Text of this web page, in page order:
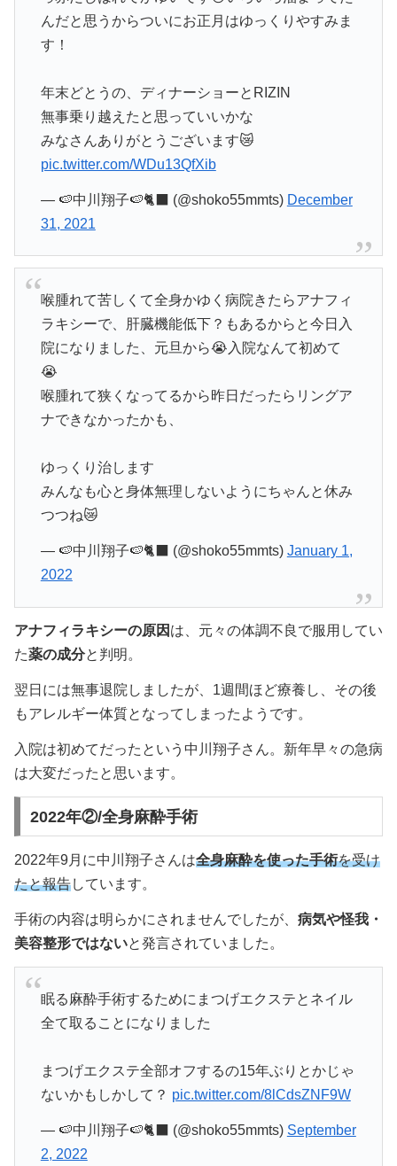
んだと思うからついにお正月はゆっくりやすみま
す！
年末どとうの、ディナーショーとRIZIN
無事乗り越えたと思っていいかな
みなさんありがとうございます😿
pic.twitter.com/WDu13QfXib
— 🍉中川翔子🍉🐈‍⬛ (@shoko55mmts) December
31, 2021
喉腫れて苦しくて全身かゆく病院きたらアナフィ
ラキシーで、肝臓機能低下？もあるからと今日入
院になりました、元旦から😭入院なんて初めて
😭
喉腫れて狭くなってるから昨日だったらリングア
ナできなかったかも、
ゆっくり治します
みんなも心と身体無理しないようにちゃんと休み
つつね😿
— 🍉中川翔子🍉🐈‍⬛ (@shoko55mmts) January 1,
2022
アナフィラキシーの原因 は、元々の体調不良で服用してい
た薬の成分と判明。
翌日には無事退院しましたが、1週間ほど療養し、その後
もアレルギー体質となってしまったようです。
入院は初めてだったという中川翔子さん。新年早々の急病
は大変だったと思います。
2022年②/全身麻酔手術
2022年9月に中川翔子さんは全身麻酔を使った手術を受け
たと報告しています。
手術の内容は明らかにされませんでしたが、 病気や怪我・
美容整形ではないと発言されていました。
眠る麻酔手術するためにまつげエクステとネイル
全て取ることになりました
まつげエクステ全部オフするの15年ぶりとかじゃ
ないかもしかして？ pic.twitter.com/8lCdsZNF9W
— 🍉中川翔子🍉🐈‍⬛ (@shoko55mmts) September
2, 2022